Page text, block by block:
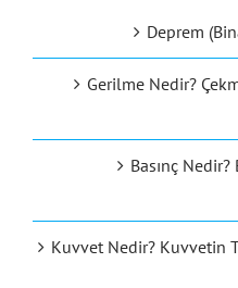
Deprem
Gerilme Nedir?
Basınç Nedir?
Kuvvet Nedir? Kuvvetin